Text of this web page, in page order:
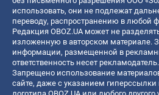
использовать, они не подлежат
переводу, распространению в любой
Редакция OBOZ.UA может не
изложенную в авторском материале.
информации, размещенной в
ответственность несет рекламодатель.
Запрещено использование
сайте, даже с указанием гиперссылки